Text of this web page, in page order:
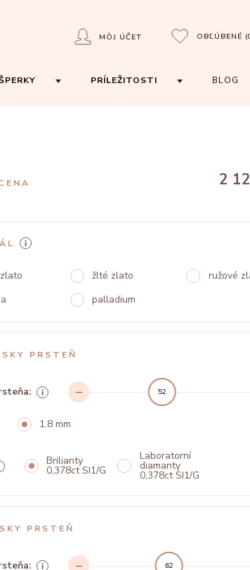
MÔJ ÚČET OBĽÚBENÉ
PRÍLEŽITOSTI BLOG
2
žlté zlato
ružové
palladium
PRSTEŇ
52
1.8 mm
Brilianty
0,378ct SI1/G
Laboratorní
diamanty
0,378ct SI1/G
PRSTEŇ
62